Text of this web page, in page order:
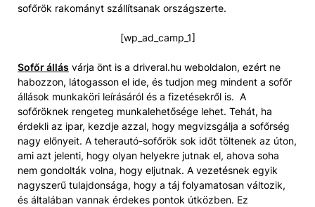
sofőrök rakományt szállítsanak országszerte.
[wp_ad_camp_1]
Sofőr állás várja önt is a driveral.hu weboldalon, ezért ne
habozzon, látogasson el ide, és tudjon meg mindent a sofőr
állások munkaköri leírásáról és a fizetésekről is. A
sofőröknek rengeteg munkalehetősége lehet. Tehát, ha
érdekli az ipar, kezdje azzal, hogy megvizsgálja a sofőrség
nagy előnyeit. A teherautó-sofőrök sok időt töltenek az úton,
ami azt jelenti, hogy olyan helyekre jutnak el, ahova soha
nem gondolták volna, hogy eljutnak. A vezetésnek egyik
nagyszerű tulajdonsága, hogy a táj folyamatosan változik,
és általában vannak érdekes pontok útközben. Ez